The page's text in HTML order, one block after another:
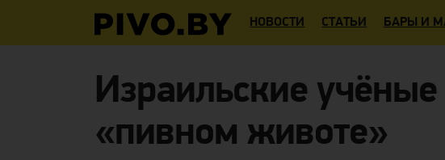
НОВОСТИ СТАТЬИ БАРЫ И
Израильские
«пивном животе»